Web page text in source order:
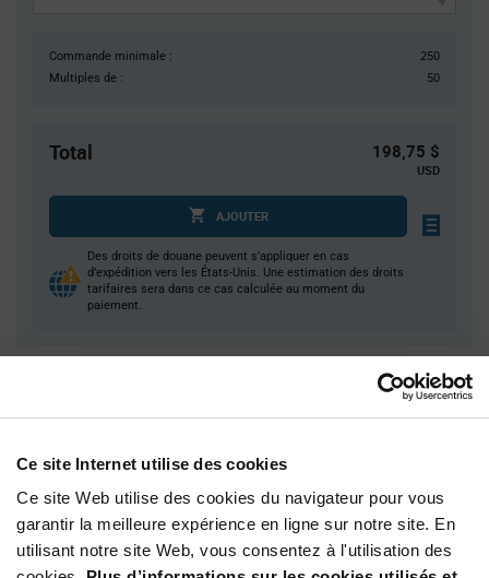
Ce site Internet utilise des cookies
Ce site Web utilise des cookies du navigateur pour vous
garantir la meilleure expérience en ligne sur notre site. En
utilisant notre site Web, vous consentez à l'utilisation des
Commande minimale :
250
Multiples de :
50
Total 198,75 $
USD
AJOUTER
Des droits de douane peuvent s’appliquer en cas
d’expédition vers les États-Unis. Une estimation des droits
tarifaires sera dans ce cas calculée au moment du
paiement.
$0.83
500+
$0.765